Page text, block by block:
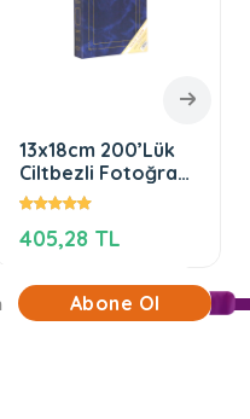
13x18cm 200’Lük
Ciltbezli Fotoğraf
Albümü
405,28 TL
Abone Ol